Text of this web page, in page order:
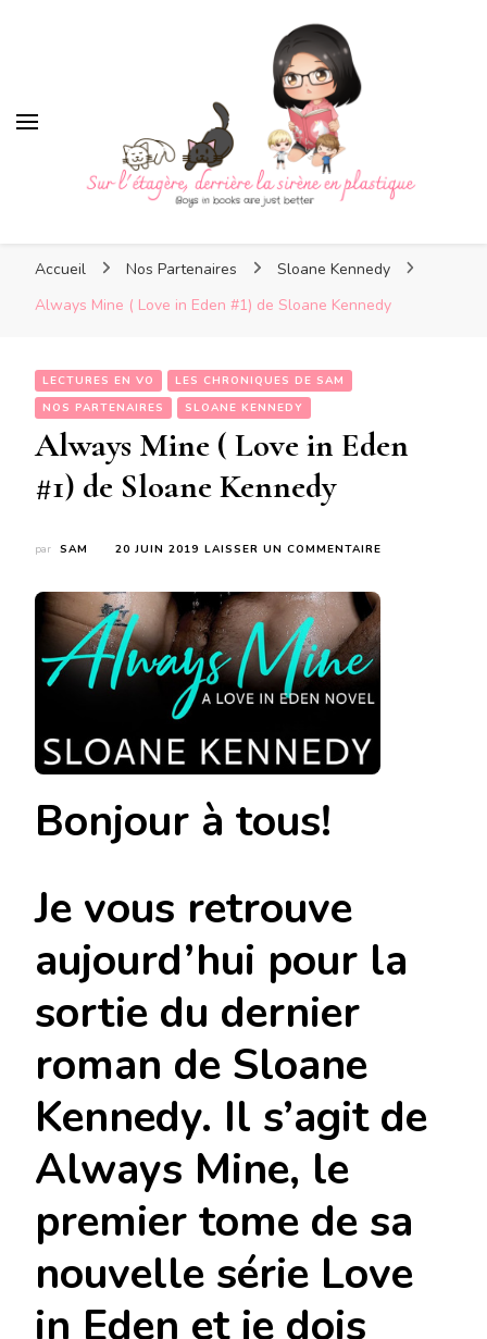
Sur l'étagère, derrière la
sirène en plastique
sirène en plastique
Accueil Nos Partenaires
Sloane Kennedy
Always Mine ( Love in Eden #1) de Sloane Kennedy
LECTURES EN VO
LES CHRONIQUES DE SAM
NOS PARTENAIRES
SLOANE KENNEDY
Always Mine ( Love in Eden
#1) de Sloane Kennedy
par SAM 20 JUIN 2019 LAISSER UN COMMENTAIRE
Bonjour à tous!
Je vous retrouve
aujourd’hui pour la
sortie du dernier
roman de Sloane
Kennedy. Il s’agit de
Always Mine, le
premier tome de sa
nouvelle série Love
in Eden et je dois